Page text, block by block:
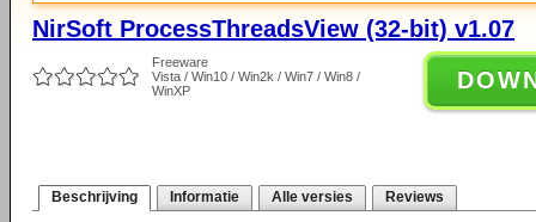
NirSoft ProcessThreadsView (32-bit) v1.07
Freeware
Vista / Win10 / Win2k / Win7 / Win8 /
WinXP
Beschrijving Informatie Alle versies Reviews